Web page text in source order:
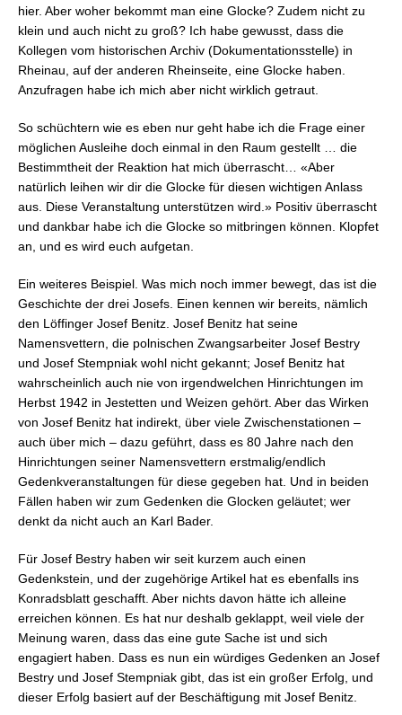
hier. Aber woher bekommt man eine Glocke? Zudem nicht zu
klein und auch nicht zu groß? Ich habe gewusst, dass die
Kollegen vom historischen Archiv (Dokumentationsstelle) in
Rheinau, auf der anderen Rheinseite, eine Glocke haben.
Anzufragen habe ich mich aber nicht wirklich getraut.
So schüchtern wie es eben nur geht habe ich die Frage einer
möglichen Ausleihe doch einmal in den Raum gestellt … die
Bestimmtheit der Reaktion hat mich überrascht… «Aber
natürlich leihen wir dir die Glocke für diesen wichtigen Anlass
aus. Diese Veranstaltung unterstützen wird.» Positiv überrascht
und dankbar habe ich die Glocke so mitbringen können. Klopfet
an, und es wird euch aufgetan.
Ein weiteres Beispiel. Was mich noch immer bewegt, das ist die
Geschichte der drei Josefs. Einen kennen wir bereits, nämlich
den Löffinger Josef Benitz. Josef Benitz hat seine
Namensvettern, die polnischen Zwangsarbeiter Josef Bestry
und Josef Stempniak wohl nicht gekannt; Josef Benitz hat
wahrscheinlich auch nie von irgendwelchen Hinrichtungen im
Herbst 1942 in Jestetten und Weizen gehört. Aber das Wirken
von Josef Benitz hat indirekt, über viele Zwischenstationen –
auch über mich – dazu geführt, dass es 80 Jahre nach den
Hinrichtungen seiner Namensvettern erstmalig/endlich
Gedenkveranstaltungen für diese gegeben hat. Und in beiden
Fällen haben wir zum Gedenken die Glocken geläutet; wer
denkt da nicht auch an Karl Bader.
Für Josef Bestry haben wir seit kurzem auch einen
Gedenkstein, und der zugehörige Artikel hat es ebenfalls ins
Konradsblatt geschafft. Aber nichts davon hätte ich alleine
erreichen können. Es hat nur deshalb geklappt, weil viele der
Meinung waren, dass das eine gute Sache ist und sich
engagiert haben. Dass es nun ein würdiges Gedenken an Josef
Bestry und Josef Stempniak gibt, das ist ein großer Erfolg, und
dieser Erfolg basiert auf der Beschäftigung mit Josef Benitz.